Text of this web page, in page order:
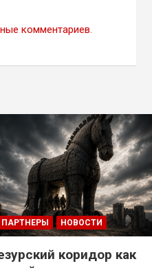
комментариев.
НОВОСТИ
коридор как